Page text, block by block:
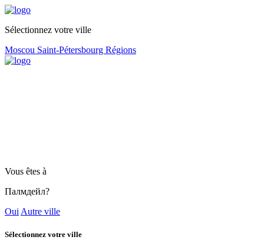
Sélectionnez votre ville
Moscou Saint-Pétersbourg Régions
Vous êtes à
Палмдейл?
Oui Autre ville
Sélectionnez votre ville